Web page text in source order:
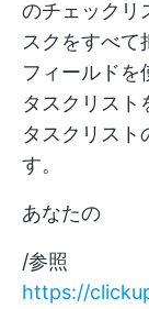
のチェックリ
スクをすべて
フィールドを
タスクリスト
タスクリスト
す。
あなたの
/参照
https://